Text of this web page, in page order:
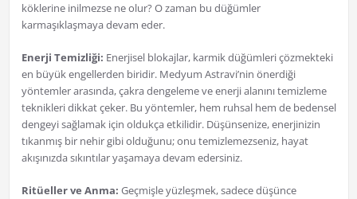
köklerine inilmezse ne olur? O zaman bu düğümler
karmaşıklaşmaya devam eder.
Enerji Temizliği: Enerjisel blokajlar, karmik düğümleri çözmekteki
en büyük engellerden biridir. Medyum Astravi’nin önerdiği
yöntemler arasında, çakra dengeleme ve enerji alanını temizleme
teknikleri dikkat çeker. Bu yöntemler, hem ruhsal hem de bedensel
dengeyi sağlamak için oldukça etkilidir. Düşünsenize, enerjinizin
tıkanmış bir nehir gibi olduğunu; onu temizlemezseniz, hayat
akışınızda sıkıntılar yaşamaya devam edersiniz.
Ritüeller ve Anma: Geçmişle yüzleşmek, sadece düşünce